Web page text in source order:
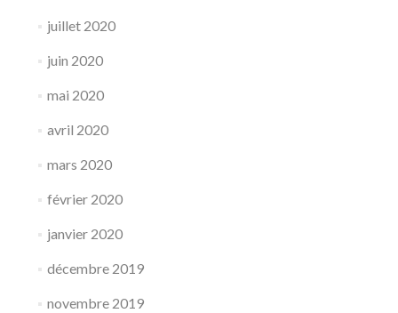
juillet 2020
juin 2020
mai 2020
avril 2020
mars 2020
février 2020
janvier 2020
décembre 2019
novembre 2019